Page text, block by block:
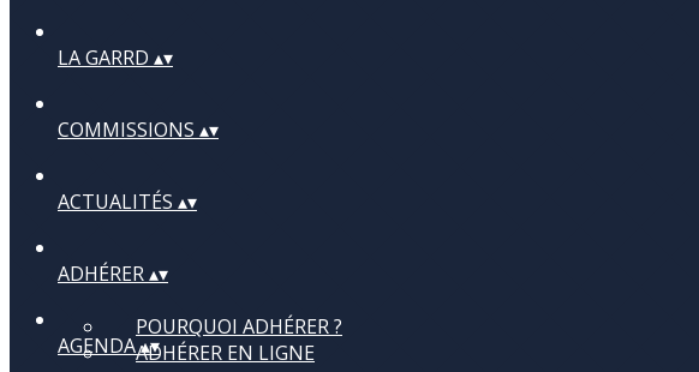
LA GARRD ▴▾
COMMISSIONS ▴▾
ACTUALITÉS ▴▾
ADHÉRER▴▾
POURQUOI ADHÉRER ?
ADHÉRER EN LIGNE
AGENDA▴▾